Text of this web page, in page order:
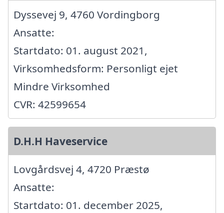
Dyssevej 9, 4760 Vordingborg
Ansatte:
Startdato: 01. august 2021,
Virksomhedsform: Personligt ejet
Mindre Virksomhed
CVR: 42599654
D.H.H Haveservice
Lovgårdsvej 4, 4720 Præstø
Ansatte:
Startdato: 01. december 2025,